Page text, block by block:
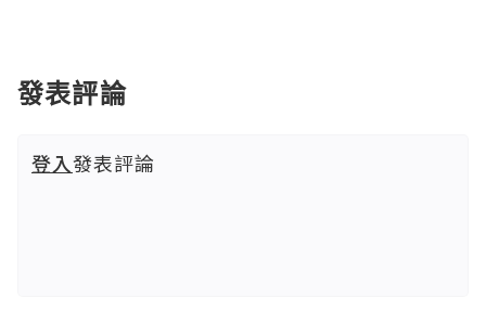
發表評論
登入發表評論